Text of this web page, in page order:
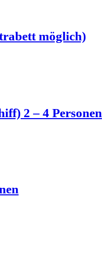
möglich)
2 – 4 Personen